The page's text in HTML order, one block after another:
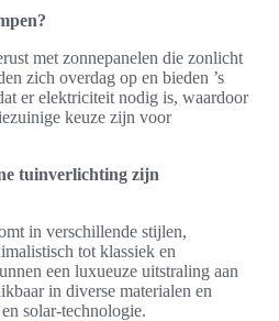
met zonnepanelen die zonlicht
zich overdag op en bieden ’s
er elektriciteit nodig is, waardoor
keuze zijn voor
tuinverlichting zijn
in verschillende stijlen,
tot klassiek en
een luxueuze uitstraling aan
in diverse materialen en
solar-technologie.